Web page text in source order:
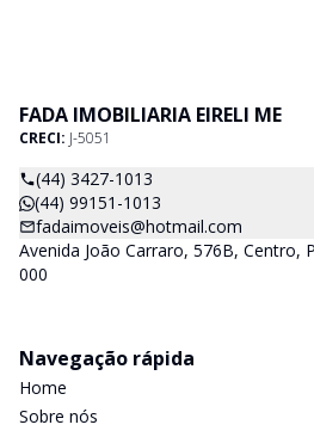
FADA IMOBILIARIA EIRELI ME
CRECI: J-5051
(44) 3427-1013
(44) 99151-1013
fadaimoveis@hotmail.com
Avenida João Carraro, 576B, Centro,
000
Navegação rápida
Home
Sobre nós